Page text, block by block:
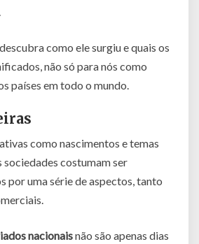
como ele surgiu e quais os
não só para nós como
países em todo o mundo.
como nascimentos e temas
sociedades costumam ser
por uma série de aspectos, tanto
nacionaisnão são apenas dias